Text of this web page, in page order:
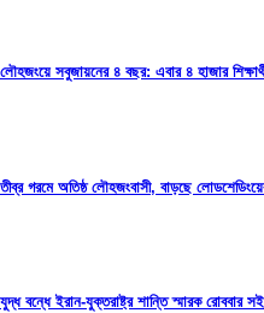
লৌহজংয়ে সবুজায়নের ৪ বছর: এবার ৪ হাজার
তীব্র গরমে অতিষ্ঠ লৌহজংবাসী, বাড়ছে
যুদ্ধ বন্ধে ইরান-যুক্তরাষ্ট্র শান্তি স্মারক রোববার